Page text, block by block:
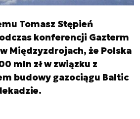
Tomasz Stępień
konferencji Gazterm
Międzyzdrojach, że Polska
mln zł w związku z
budowy gazociągu Baltic